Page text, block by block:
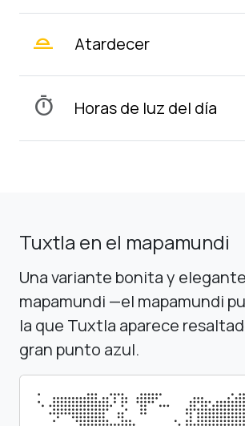
wb_twilight_2 Atardecer
timer Horas de luz del día
Tuxtla en el mapamundi
Una variante bonita y
mapamundi —el mapamundi
la que Tuxtla aparece
gran punto azul.